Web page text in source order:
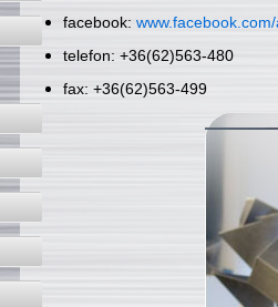
facebook:
telefon: +36(62)563-480
fax: +36(62)563-499